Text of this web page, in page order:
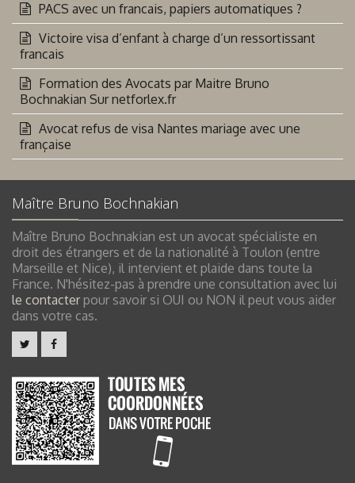
PACS avec un francais, papiers automatiques ?
Victoire visa d’enfant à charge d’un ressortissant
francais
Formation des Avocats par Maitre Bruno
Bochnakian Sur netforlex.fr
Avocat refus de visa Nantes mariage avec une
française
Maître Bruno Bochnakian
Maître Bruno Bochnakian est un avocat spécialiste en
droit des étrangers et de la nationalité à Toulon (entre
Marseille et Nice), il intervient et plaide dans toute la
France. N'hésitez-pas à prendre une consultation avec lui
le contacterpour savoir si OUI ou NON il peut vous aider
dans votre cas.